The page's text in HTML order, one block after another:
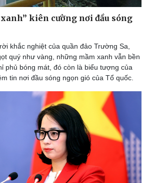
kiên cường nơi đầu sóng
khắc nghiệt của quần đảo Trường Sa,
quý như vàng, những mầm xanh vẫn bền
phủ bóng mát, đó còn là biểu tượng của
tin nơi đầu sóng ngọn gió của Tổ quốc.